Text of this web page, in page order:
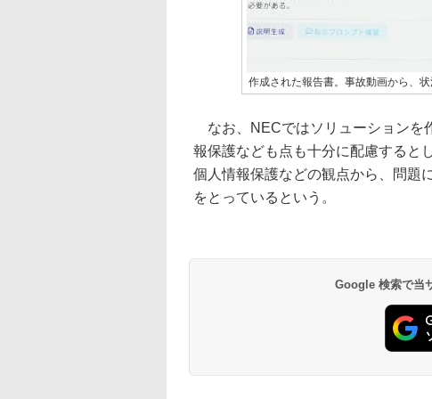
作成された報告書。事故動画から、
なお、NECではソリューションを
報保護なども点も十分に配慮すると
個人情報保護などの観点から、問題
をとっているという。
Google 検索で当